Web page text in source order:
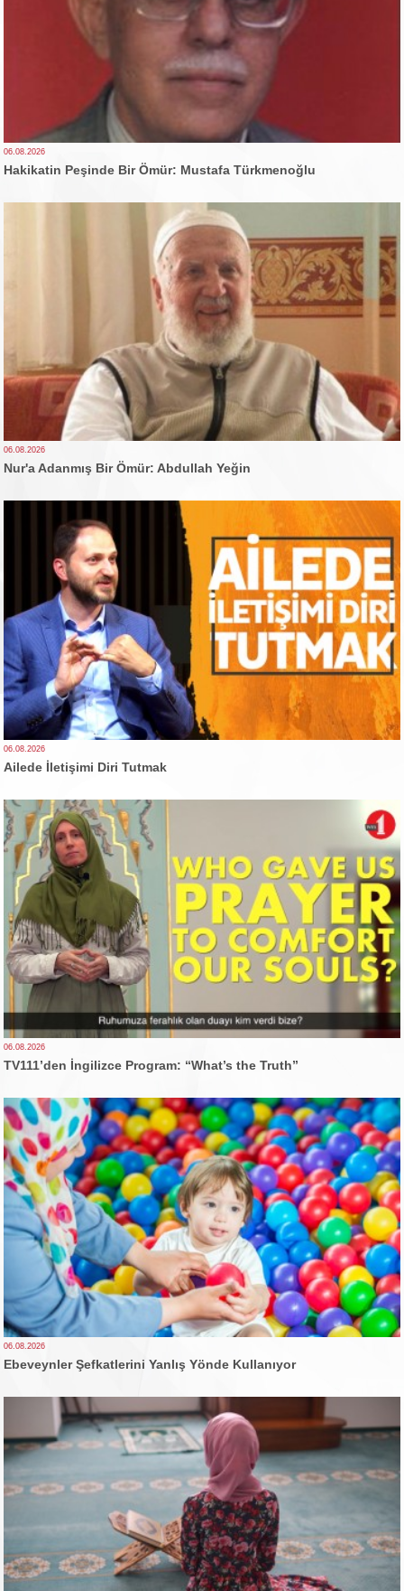
06.08.2026
Hakikatin Peşinde Bir Ömür: Mustafa Türkmenoğlu
06.08.2026
Nur'a Adanmış Bir Ömür: Abdullah Yeğin
06.08.2026
Ailede İletişimi Diri Tutmak
06.08.2026
TV111’den İngilizce Program: “What’s the Truth”
06.08.2026
Ebeveynler Şefkatlerini Yanlış Yönde Kullanıyor